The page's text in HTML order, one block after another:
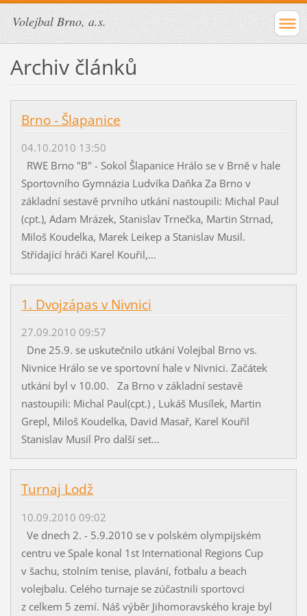
Volejbal Brno, a.s.
Archiv článků
Brno - Šlapanice
04.10.2010 13:50
RWE Brno "B" - Sokol Šlapanice Hrálo se v Brně v hale
Sportovního Gymnázia Ludvíka Daňka Za Brno v
základní sestavě prvního utkání nastoupili: Michal Paul
(cpt.), Adam Mrázek, Stanislav Trnečka, Martin Strnad,
Miloš Koudelka, Marek Leikep a Stanislav Musil.
Střídající hráči Karel Kouřil,...
1. Dvojzápas v Nivnici
27.09.2010 09:57
Dne 25.9. se uskutečnilo utkání Volejbal Brno vs.
Nivnice Hrálo se ve sportovní hale v Nivnici. Začátek
utkání byl v 10.00. Za Brno v základní sestavě
nastoupili: Michal Paul(cpt.) , Lukáš Musílek, Martin
Grepl, Miloš Koudelka, David Masař, Karel Kouřil
Stanislav Musil Pro další set...
Turnaj Lodž
10.09.2010 09:02
Ve dnech 2. - 5.9.2010 se v polském olympijském
centru ve Spale konal 1st International Regions Cup
v šachu, stolním tenise, plavání, fotbalu a beach
volejbalu. Celého turnaje se zúčastnili sportovci
z celkem 5 zemí. Náš výběr Jihomoravského kraje byl